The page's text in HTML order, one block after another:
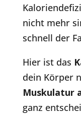
nicht mehr
schnell der
Hier ist das
dein Körper
Muskulatur
ganz